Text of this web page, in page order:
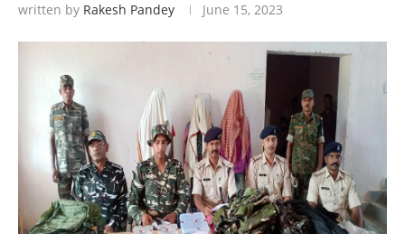
written by Rakesh Pandey June 15, 2023